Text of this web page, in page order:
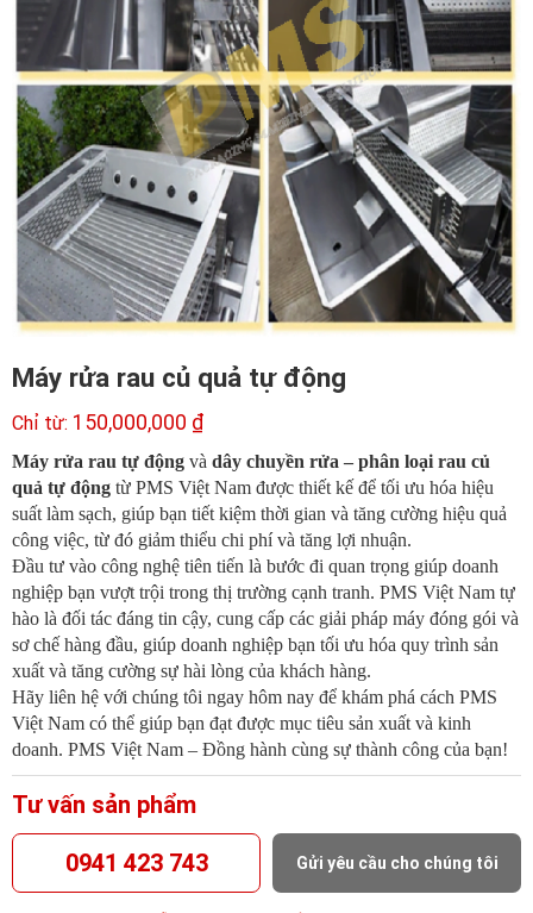
Máy rửa rau củ quả tự động
150,000,000 ₫
Máy rửa rau tự động và dây chuyền rửa – phân loại rau củ
quả tự động từ PMS Việt Nam được thiết kế để tối ưu hóa hiệu
suất làm sạch, giúp bạn tiết kiệm thời gian và tăng cường hiệu quả
công việc, từ đó giảm thiểu chi phí và tăng lợi nhuận.
Đầu tư vào công nghệ tiên tiến là bước đi quan trọng giúp doanh
nghiệp bạn vượt trội trong thị trường cạnh tranh. PMS Việt Nam tự
hào là đối tác đáng tin cậy, cung cấp các giải pháp máy đóng gói và
sơ chế hàng đầu, giúp doanh nghiệp bạn tối ưu hóa quy trình sản
xuất và tăng cường sự hài lòng của khách hàng.
Hãy liên hệ với chúng tôi ngay hôm nay để khám phá cách PMS
Việt Nam có thể giúp bạn đạt được mục tiêu sản xuất và kinh
doanh. PMS Việt Nam – Đồng hành cùng sự thành công của bạn!
Tư vấn sản phẩm
0941 423 743 Gửi yêu cầu cho chúng tôi